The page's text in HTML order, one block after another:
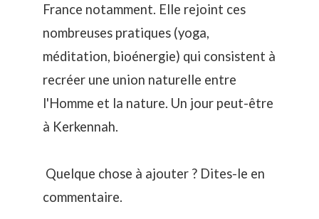
France notamment. Elle rejoint ces
nombreuses pratiques (yoga,
méditation, bioénergie) qui consistent à
recréer une union naturelle entre
l'Homme et la nature. Un jour peut-être
à Kerkennah.
Quelque chose à ajouter ? Dites-le en
commentaire.